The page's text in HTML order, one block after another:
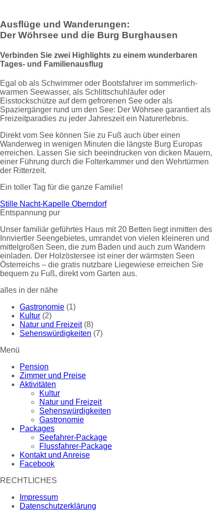
Ausflüge und Wanderungen:
Der Wöhrsee und die Burg Burghausen
Verbinden Sie zwei Highlights zu einem wunderbaren
Tages- und Familienausflug
Egal ob als Schwimmer oder Bootsfahrer im sommerlich-
warmen Seewasser, als Schlittschuhläufer oder
Eisstockschütze auf dem gefrorenen See oder als
Spaziergänger rund um den See: Der Wöhrsee garantiert als
Freizeitparadies zu jeder Jahreszeit ein Naturerlebnis.
Direkt vom See können Sie zu Fuß auch über einen
Wanderweg in wenigen Minuten die längste Burg Europas
erreichen. Lassen Sie sich beeindrucken von dicken Mauern,
einer Führung durch die Folterkammer und den Wehrtürmen
der Ritterzeit.
Ein toller Tag für die ganze Familie!
Stille Nacht-Kapelle Oberndorf
Entspannung pur
Unser familiär geführtes Haus mit 20 Betten liegt inmitten des
Innviertler Seengebietes, umrandet von vielen kleineren und
mittelgroßen Seen, die zum Baden und auch zum Wandern
einladen. Der Holzöstersee ist einer der wärmsten Seen
Österreichs – die gratis nutzbare Liegewiese erreichen Sie
bequem zu Fuß, direkt vom Garten aus.
alles in der nähe
Gastronomie (1)
Kultur (2)
Natur und Freizeit(8)
Sehenswürdigkeiten (7)
Menü
Pension
Zimmer und Preise
Aktivitäten
Kultur
Natur und Freizeit
Sehenswürdigkeiten
Gastronomie
Packages
Seefahrer-Package
Flussfahrer-Package
Kontakt und Anreise
Facebook
RECHTLICHES
Impressum
Datenschutzerklärung